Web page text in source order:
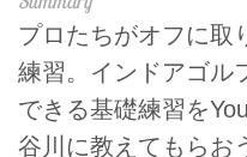
プロたちがオフに取
練習。インドアゴル
できる基礎練習を
谷川に教えてもらお